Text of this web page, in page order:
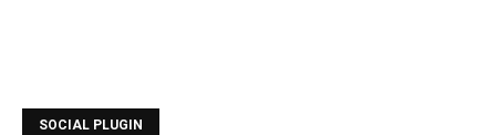
SOCIAL PLUGIN